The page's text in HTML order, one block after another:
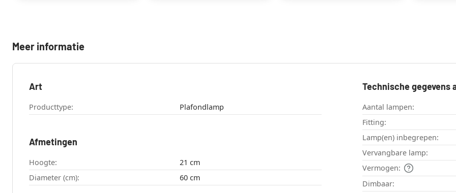
Meer informatie
Art
Producttype: Plafondlamp
Afmetingen
Hoogte:
21 cm
Diameter (cm):
60 cm
Technische
Aantal lampen:
Fitting:
Lamp(en) inbegrepen:
Vervangbare lamp:
Vermogen:
Dimbaar: